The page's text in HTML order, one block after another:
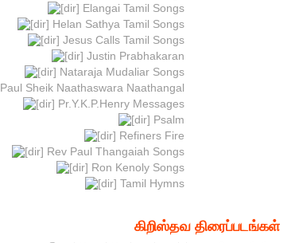
Elangai Tamil Songs
Helan Sathya Tamil Songs
Jesus Calls Tamil Songs
Justin Prabhakaran
Nataraja Mudaliar Songs
Paul Sheik Naathaswara Naathangal
Pr.Y.K.P.Henry Messages
Psalm
Refiners Fire
Rev Paul Thangaiah Songs
Ron Kenoly Songs
Tamil Hymns
கிறிஸ்தவ திரைப்படங்கள்